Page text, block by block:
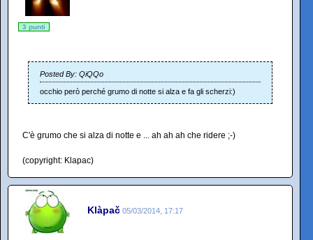
3 punti
Posted By: QiQQo
occhio però perché grumo di notte si alza e fa gli scherzi:)
C'è grumo che si alza di notte e ... ah ah ah che ridere ;-)
(copyright: Klapac)
Klàpač 05/03/2014, 17:17